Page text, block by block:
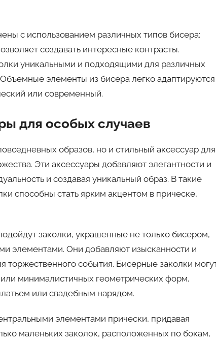
с использованием различных типов бисера:
создавать интересные контрасты.
уникальными и подходящими для различных
элементы из бисера легко адаптируются
или современный.
для особых случаев
образов, но и стильный аксессуар для
Эти аксессуары добавляют элегантности и
и создавая уникальный образ. В такие
способны стать ярким акцентом в прическе,
заколки, украшенные не только бисером,
элементами. Они добавляют изысканности и
торжественного события. Бисерные заколки
минималистичных геометрических форм,
или свадебным нарядом.
элементами прически, придавая
маленьких заколок, расположенных по бокам,